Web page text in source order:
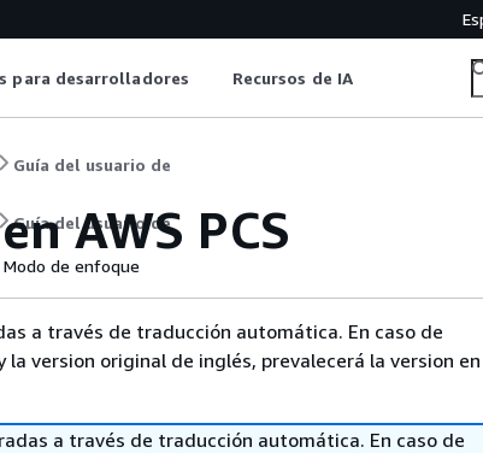
para desarrolladores Recursos de IA
Guía del usuario de
Guía del usuario de
AWS PCS
Modo de enfoque
a través de traducción automática. En caso de
version original de inglés, prevalecerá la version en
a través de traducción automática. En caso de